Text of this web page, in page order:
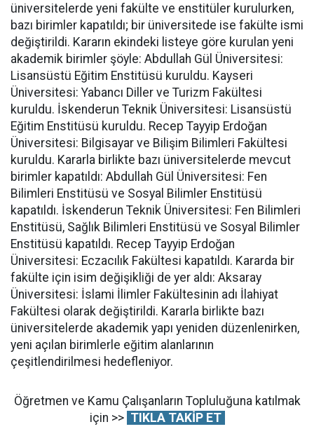
üniversitelerde yeni fakülte ve enstitüler kurulurken,
bazı birimler kapatıldı; bir üniversitede ise fakülte ismi
değiştirildi. Kararın ekindeki listeye göre kurulan yeni
akademik birimler şöyle: Abdullah Gül Üniversitesi:
Lisansüstü Eğitim Enstitüsü kuruldu. Kayseri
Üniversitesi: Yabancı Diller ve Turizm Fakültesi
kuruldu. İskenderun Teknik Üniversitesi: Lisansüstü
Eğitim Enstitüsü kuruldu. Recep Tayyip Erdoğan
Üniversitesi: Bilgisayar ve Bilişim Bilimleri Fakültesi
kuruldu. Kararla birlikte bazı üniversitelerde mevcut
birimler kapatıldı: Abdullah Gül Üniversitesi: Fen
Bilimleri Enstitüsü ve Sosyal Bilimler Enstitüsü
kapatıldı. İskenderun Teknik Üniversitesi: Fen Bilimleri
Enstitüsü, Sağlık Bilimleri Enstitüsü ve Sosyal Bilimler
Enstitüsü kapatıldı. Recep Tayyip Erdoğan
Üniversitesi: Eczacılık Fakültesi kapatıldı. Kararda bir
fakülte için isim değişikliği de yer aldı: Aksaray
Üniversitesi: İslami İlimler Fakültesinin adı İlahiyat
Fakültesi olarak değiştirildi. Kararla birlikte bazı
üniversitelerde akademik yapı yeniden düzenlenirken,
yeni açılan birimlerle eğitim alanlarının
çeşitlendirilmesi hedefleniyor.
Öğretmen ve Kamu Çalışanların Topluluğuna katılmak
için >> TIKLA TAKİP ET